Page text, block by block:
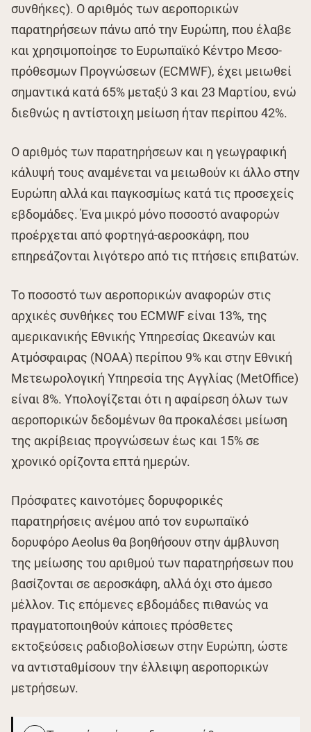
συνθήκες). Ο αριθμός των αεροπορικών
παρατηρήσεων πάνω από την Ευρώπη, που έλαβε
και χρησιμοποίησε το Ευρωπαϊκό Κέντρο Μεσο-
πρόθεσμων Προγνώσεων (ECMWF), έχει μειωθεί
σημαντικά κατά 65% μεταξύ 3 και 23 Μαρτίου, ενώ
διεθνώς η αντίστοιχη μείωση ήταν περίπου 42%.
Ο αριθμός των παρατηρήσεων και η γεωγραφική
κάλυψή τους αναμένεται να μειωθούν κι άλλο στην
Ευρώπη αλλά και παγκοσμίως κατά τις προσεχείς
εβδομάδες. Ένα μικρό μόνο ποσοστό αναφορών
προέρχεται από φορτηγά-αεροσκάφη, που
επηρεάζονται λιγότερο από τις πτήσεις επιβατών.
Το ποσοστό των αεροπορικών αναφορών στις
αρχικές συνθήκες του ECMWF είναι 13%, της
αμερικανικής Εθνικής Υπηρεσίας Ωκεανών και
Ατμόσφαιρας (ΝΟΑΑ) περίπου 9% και στην Εθνική
Μετεωρολογική Υπηρεσία της Αγγλίας (MetOffice)
είναι 8%. Υπολογίζεται ότι η αφαίρεση όλων των
αεροπορικών δεδομένων θα προκαλέσει μείωση
της ακρίβειας προγνώσεων έως και 15% σε
χρονικό ορίζοντα επτά ημερών.
Πρόσφατες καινοτόμες δορυφορικές
παρατηρήσεις ανέμου από τον ευρωπαϊκό
δορυφόρο Aeolus θα βοηθήσουν στην άμβλυνση
της μείωσης του αριθμού των παρατηρήσεων που
βασίζονται σε αεροσκάφη, αλλά όχι στο άμεσο
μέλλον. Τις επόμενες εβδομάδες πιθανώς να
πραγματοποιηθούν κάποιες πρόσθετες
εκτοξεύσεις ραδιοβολίσεων στην Ευρώπη, ώστε
να αντισταθμίσουν την έλλειψη αεροπορικών
μετρήσεων.